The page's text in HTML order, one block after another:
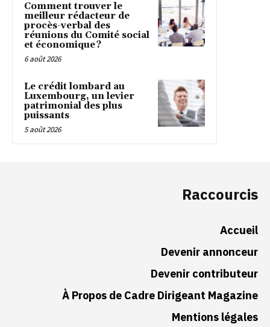
Comment trouver le
meilleur rédacteur de
procès-verbal des
réunions du Comité social
et économique ?
6 août 2026
Le crédit lombard au
Luxembourg, un levier
patrimonial des plus
puissants
5 août 2026
Raccourcis
Accueil
Devenir annonceur
Devenir contributeur
À Propos de Cadre Dirigeant Magazine
Mentions légales